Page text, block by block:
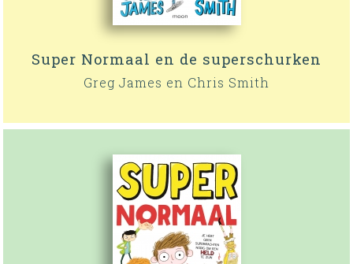
Super Normaal en de superschurken
Greg James en Chris Smith